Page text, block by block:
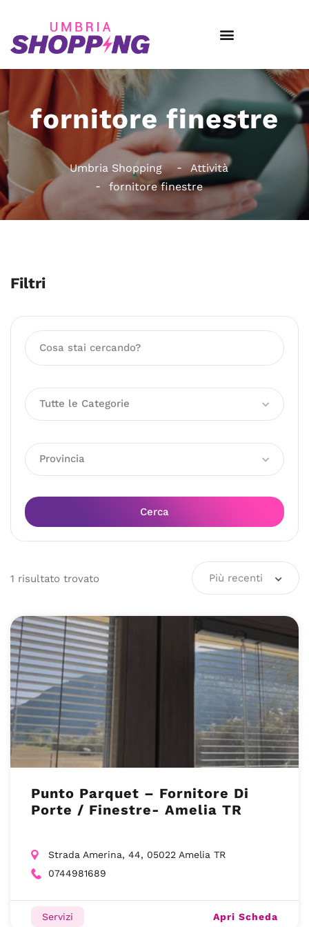
fornitore finestre
Umbria Shopping
Attività
fornitore finestre
Filtri
Tutte le Categorie
Provincia
Cerca
1 risultato trovato Più recenti
Punto Parquet – Fornitore Di
Porte / Finestre- Amelia TR
Strada Amerina, 44, 05022 Amelia TR
0744981689
Servizi Apri Scheda